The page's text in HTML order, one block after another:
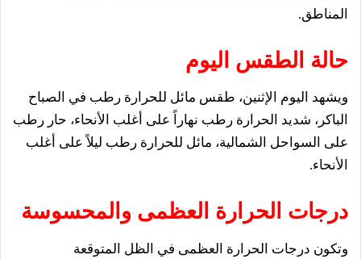
المناطق.
حالة الطقس اليوم
ويشهد اليوم الإثنين، طقس مائل للحرارة رطب في الصباح
الباكر، شديد الحرارة رطب نهاراً على أغلب الأنحاء، حار رطب
على السواحل الشمالية، مائل للحرارة رطب ليلاً على أغلب
الأنحاء.
درجات الحرارة العظمى والمحسوسة
وتكون درجات الحرارة العظمى في الظل المتوقعة